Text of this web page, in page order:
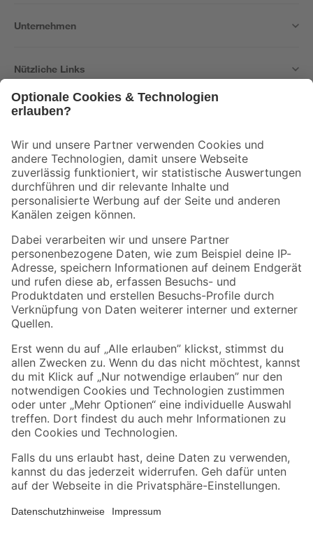
Unternehmen
Nützliche Links
Der toom Newsletter: Keine Angebote und Aktionen mehr verpassen!
Zur Newsletter Anmeldung
Folge uns
Zahlungsarten Versandarten
Sicher einkaufen
Jetzt die toom-App herunterladen
Alle Preisangaben in EUR inkl. gesetzl. MwSt.. Die dargestellten Angebote sind unter
Umständen nicht in allen Märkten verfügbar. Die angegebenen Verfügbarkeiten beziehen
Produkte nur solange der Vorrat reicht.
*Paketversand ab 59 € versandkostenfrei, gilt nicht für Artikel mit Speditionsversand, hier